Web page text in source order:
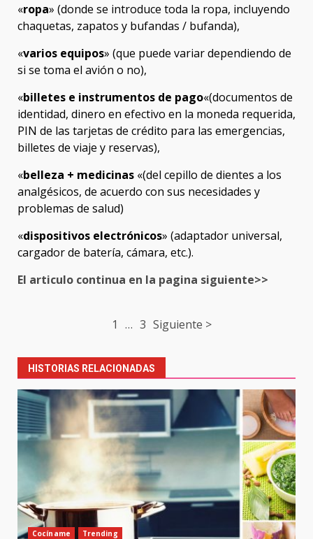
«ropa» (donde se introduce toda la ropa, incluyendo
chaquetas, zapatos y bufandas / bufanda),
«varios equipos» (que puede variar dependiendo de
si se toma el avión o no),
«billetes e instrumentos de pago«(documentos de
identidad, dinero en efectivo en la moneda requerida,
PIN de las tarjetas de crédito para las emergencias,
billetes de viaje y reservas),
«belleza + medicinas «(del cepillo de dientes a los
analgésicos, de acuerdo con sus necesidades y
problemas de salud)
«dispositivos electrónicos» (adaptador universal,
cargador de batería, cámara, etc.).
El articulo continua en la pagina siguiente>>
1 … 3 Siguiente >
HISTORIAS RELACIONADAS
Cocíname Trending